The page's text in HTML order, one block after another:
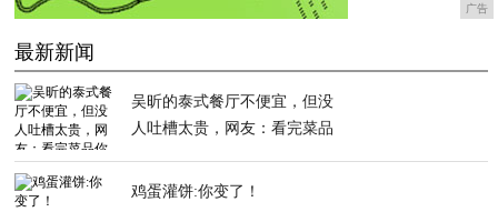
广告
最新新闻
吴昕的泰式餐厅不便宜，但没
人吐槽太贵，网友：看完菜品
鸡蛋灌饼:你变了！